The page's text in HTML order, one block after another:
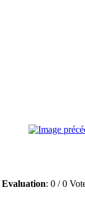
Evaluation: 0 / 0